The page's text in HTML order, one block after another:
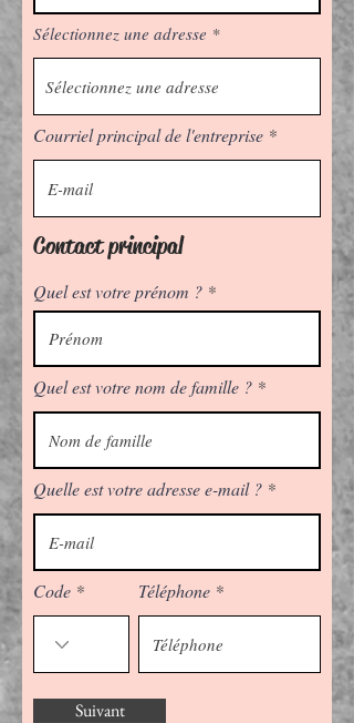
Sélectionnez une adresse
Courriel principal de l'entreprise
Contact principal
Quel est votre prénom ?
Quel est votre nom de famille ?
Quelle est votre adresse e-mail ?
Code Téléphone
Suivant